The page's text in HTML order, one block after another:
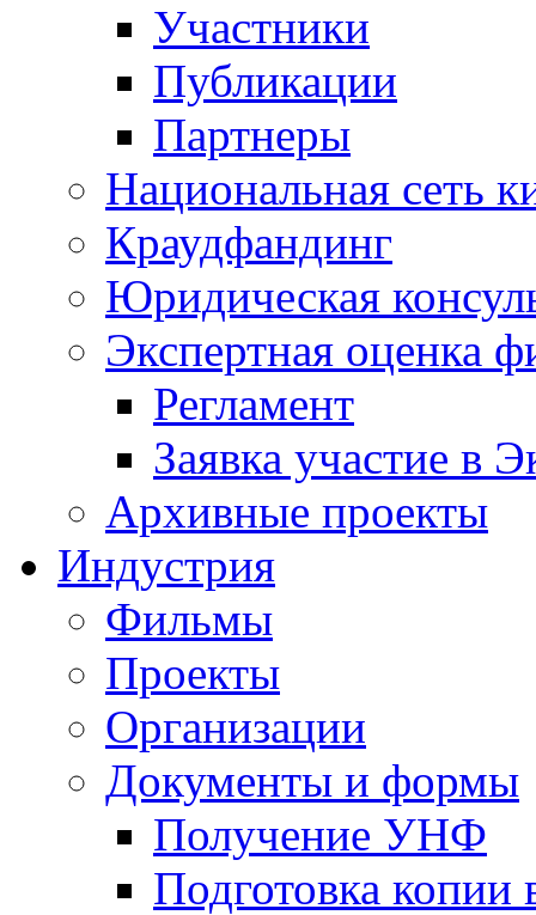
Участники
Публикации
Партнеры
Национальная сеть
Краудфандинг
Юридическая
Экспертная оценка
Регламент
Заявка участие в
Архивные проекты
Индустрия
Фильмы
Проекты
Организации
Документы и формы
Получение УНФ
Подготовка копии